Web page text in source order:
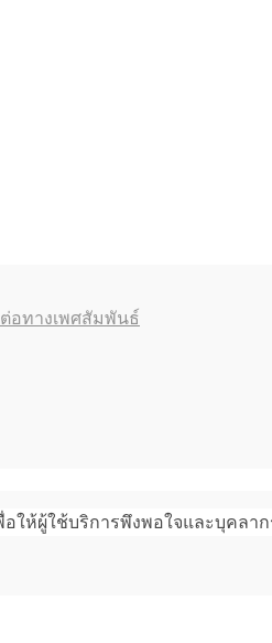
อทางเพศสัมพันธ์
ให้ผู้ใช้บริการพึงพอใจและบุคลา